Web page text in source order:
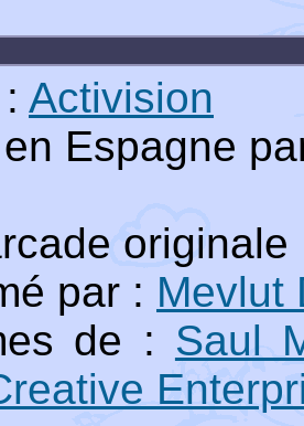
Activision
Espagne
par : Mevlut
de : Saul